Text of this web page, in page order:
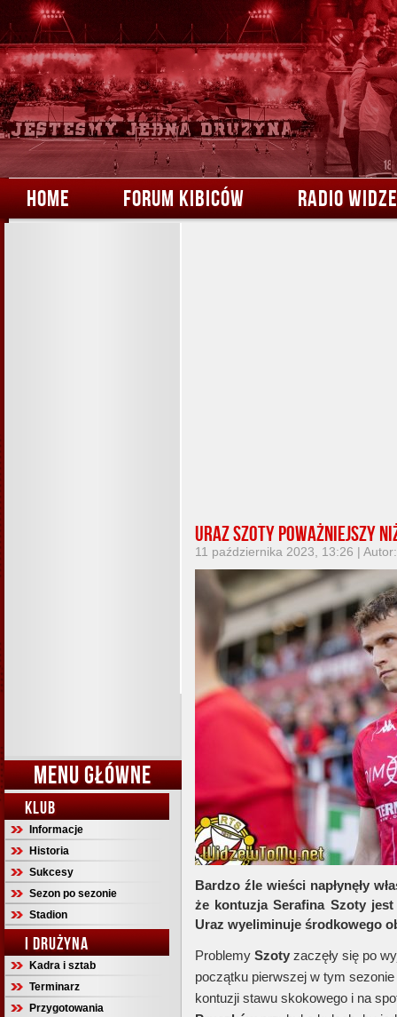
HOME FORUM KIBICÓW RADIO
MENU GŁÓWNE
KLUB
Informacje
Historia
Sukcesy
Sezon po sezonie
Stadion
I DRUŻYNA
Kadra i sztab
Terminarz
Przygotowania
Uraz Szoty poważniejszy
11 października 2023, 13:26 |
Bardzo źle wieści napłynęły
że kontuzja Serafina Szoty
Uraz wyeliminuje środkowego
Problemy Szoty zaczęły się po
początku pierwszej w tym
kontuzji stawu skokowego i na